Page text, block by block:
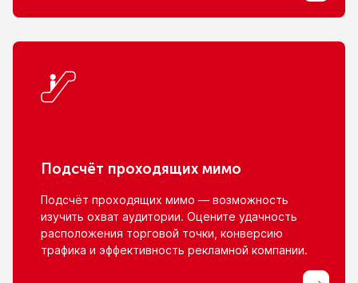
Подсчёт проходящих мимо
Подсчёт проходящих мимо — возможность
изучить охват аудитории. Оцените удачность
расположения торговой точки, конверсию
трафика и эффективность рекламной компании.